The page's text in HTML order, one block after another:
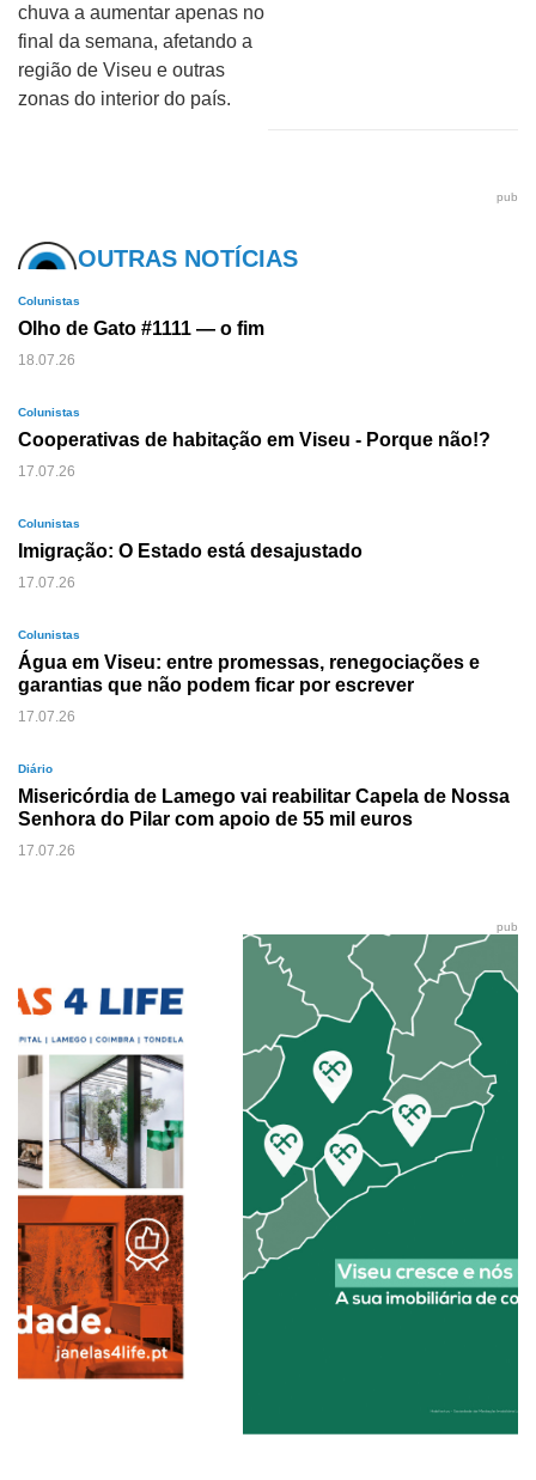
chuva a aumentar apenas no
final da semana, afetando a
região de Viseu e outras
zonas do interior do país.
pub
OUTRAS NOTÍCIAS
Colunistas
Olho de Gato #1111 — o fim
18.07.26
Colunistas
Cooperativas de habitação em Viseu - Porque não!?
17.07.26
Colunistas
Imigração: O Estado está desajustado
17.07.26
Colunistas
Água em Viseu: entre promessas, renegociações e
garantias que não podem ficar por escrever
17.07.26
Diário
Misericórdia de Lamego vai reabilitar Capela de Nossa
Senhora do Pilar com apoio de 55 mil euros
17.07.26
pub